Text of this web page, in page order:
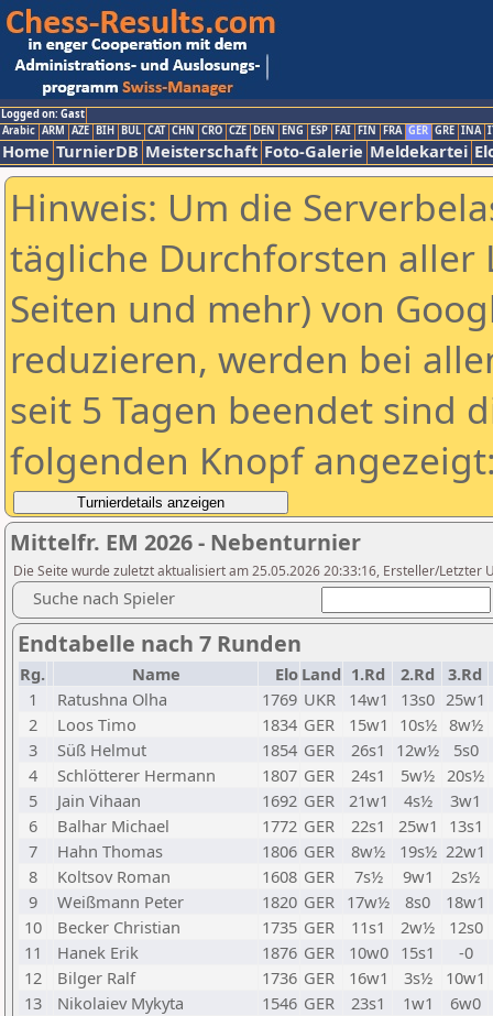
Logged on: Gast
Arabic ARM AZE BIH BUL CAT CHN CRO CZE DEN ENG ESP FAI FIN FRA GER GRE INA
Home TurnierDB Meisterschaft Foto-Galerie Meldekartei
Hinweis: Um die
tägliche Durchforsten aller
Seiten und mehr) von
reduzieren, werden bei
seit 5 Tagen beendet sind
folgenden Knopf
Mittelfr. EM 2026 - Nebenturnier
Die Seite wurde zuletzt aktualisiert am 25.05.2026 20:33:16, Ersteller/Letzter
Suche nach Spieler
Endtabelle nach 7 Runden
Rg. Name Elo Land 1.Rd 2.Rd
3.Rd
1
Ratushna Olha 1769 UKR 14w1 13s0 25w1
2
Loos Timo 1834 GER 15w1 10s½ 8w½
3
Süß Helmut 1854 GER 26s1 12w½
5s0
4
Schlötterer Hermann 1807 GER 24s1 5w½ 20s½
5
Jain Vihaan 1692 GER 21w1 4s½
3w1
6
Balhar Michael 1772 GER 22s1 25w1 13s1
7
Hahn Thomas 1806 GER 8w½ 19s½ 22w1
8
Koltsov Roman 1608 GER 7s½ 9w1
2s½
9
Weißmann Peter 1820 GER 17w½ 8s0
18w1
10
Becker Christian 1735 GER 11s1 2w½
12s0
11
Hanek Erik 1876 GER 10w0 15s1
-0
12
Bilger Ralf 1736 GER 16w1 3s½
10w1
13
Nikolaiev Mykyta 1546 GER 23s1 1w1
6w0